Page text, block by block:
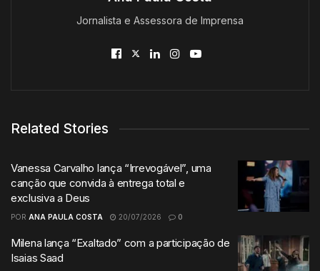
Jornalista e Assessora de Imprensa
Related Stories
Vanessa Carvalho lança “Irrevogável”, uma
canção que convida à entrega total e
exclusiva a Deus
POR ANA PAULA COSTA 20/07/2026 0
Milena lança “Exaltado” com a participação de
Isaias Saad